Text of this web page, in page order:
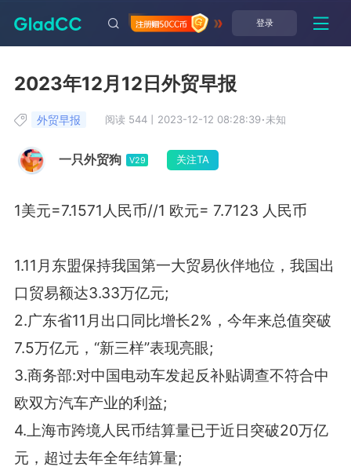
登录
2023年12月12日外贸早报
一只外贸狗 V29 关注TA
外贸早报 阅读 544 2023-12-12 08:28:39·未知
1美元=7.1571人民币//1 欧元= 7.7123 人民币
1.11月东盟保持我国第一大贸易伙伴地位，我国出
口贸易额达3.33万亿元;
2.广东省11月出口同比增长2%，今年来总值突破
7.5万亿元，“新三样”表现亮眼;
3.商务部:对中国电动车发起反补贴调查不符合中
欧双方汽车产业的利益;
4.上海市跨境人民币结算量已于近日突破20万亿
元，超过去年全年结算量;